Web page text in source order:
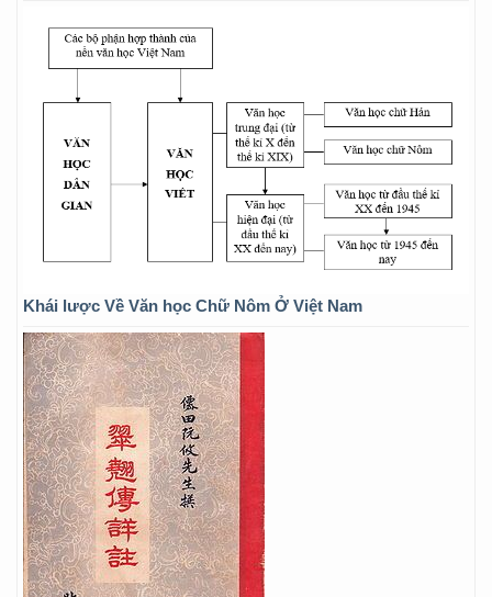
Khái lược Về Văn học Chữ Nôm Ở Việt Nam